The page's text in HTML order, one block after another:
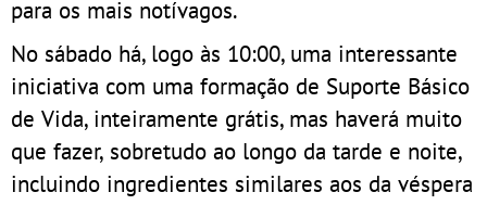
para os mais notívagos.
No sábado há, logo às 10:00, uma interessante
iniciativa com uma formação de Suporte Básico
de Vida, inteiramente grátis, mas haverá muito
que fazer, sobretudo ao longo da tarde e noite,
incluindo ingredientes similares aos da véspera